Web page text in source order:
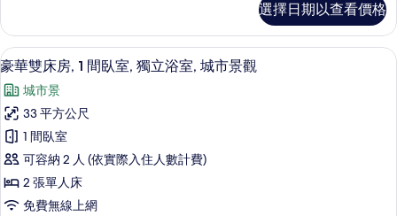
室,
獨
立
浴
室,
城
市
景
觀
雙
床
房,
間
臥
室,
獨
立
浴
室,
城
選擇日期以查看價格
顯
示
豪
華
雙
床
房,
豪華雙床房, 1 間臥室, 獨立浴室, 城市
6
豪華雙床房, 1 間臥室, 獨立浴室, 城市景觀
城市景
33 平方公尺
1 間臥室
可容納 2 人 (依實際入住人數計費)
2 張單人床
免費無線上網